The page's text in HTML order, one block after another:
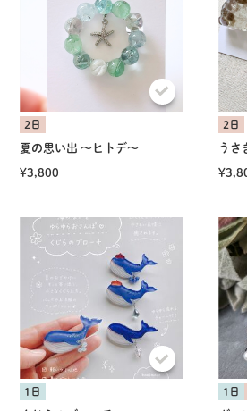
2日
夏の思い出 〜ヒトデ〜
¥3,800
2日
うさ
1日 1日